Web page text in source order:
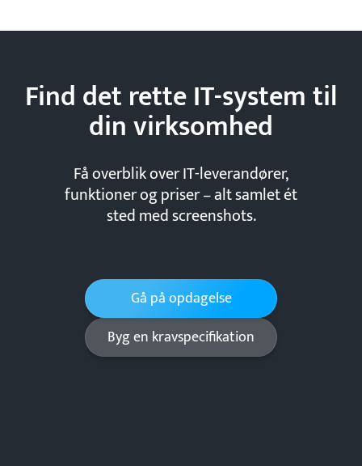
Find det rette IT-system til
dinvirksomhed
Få overblik over IT-leverandører,
funktioner og priser – alt samlet ét
sted med screenshots.
Gå på opdagelse
Byg en kravspecifikation